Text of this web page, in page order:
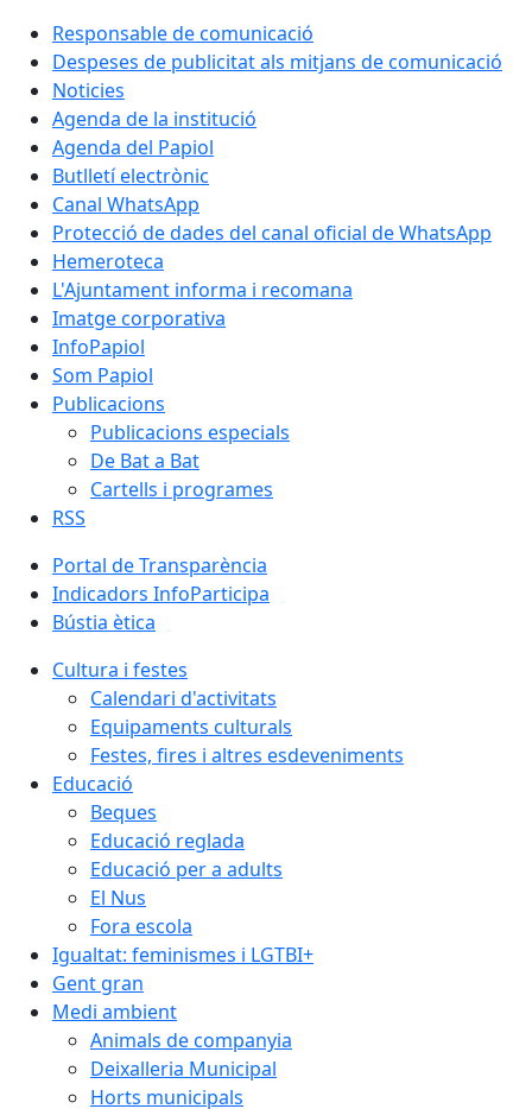
Responsable de comunicació
Despeses de publicitat als mitjans de comunicació
Noticies
Agenda de la institució
Agenda del Papiol
Butlletí electrònic
Canal WhatsApp
Protecció de dades del canal oficial de WhatsApp
Hemeroteca
L'Ajuntament informa i recomana
Imatge corporativa
InfoPapiol
Som Papiol
Publicacions
Publicacions especials
De Bat a Bat
Cartells i programes
RSS
Portal de Transparència
Indicadors InfoParticipa
Bústia ètica
Cultura i festes
Calendari d'activitats
Equipaments culturals
Festes, fires i altres esdeveniments
Educació
Beques
Educació reglada
Educació per a adults
El Nus
Fora escola
Igualtat: feminismes i LGTBI+
Gent gran
Medi ambient
Animals de companyia
Deixalleria Municipal
Horts municipals